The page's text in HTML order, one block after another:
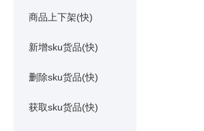
商品上下架(快)
新增sku货品(快)
删除sku货品(快)
获取sku货品(快)